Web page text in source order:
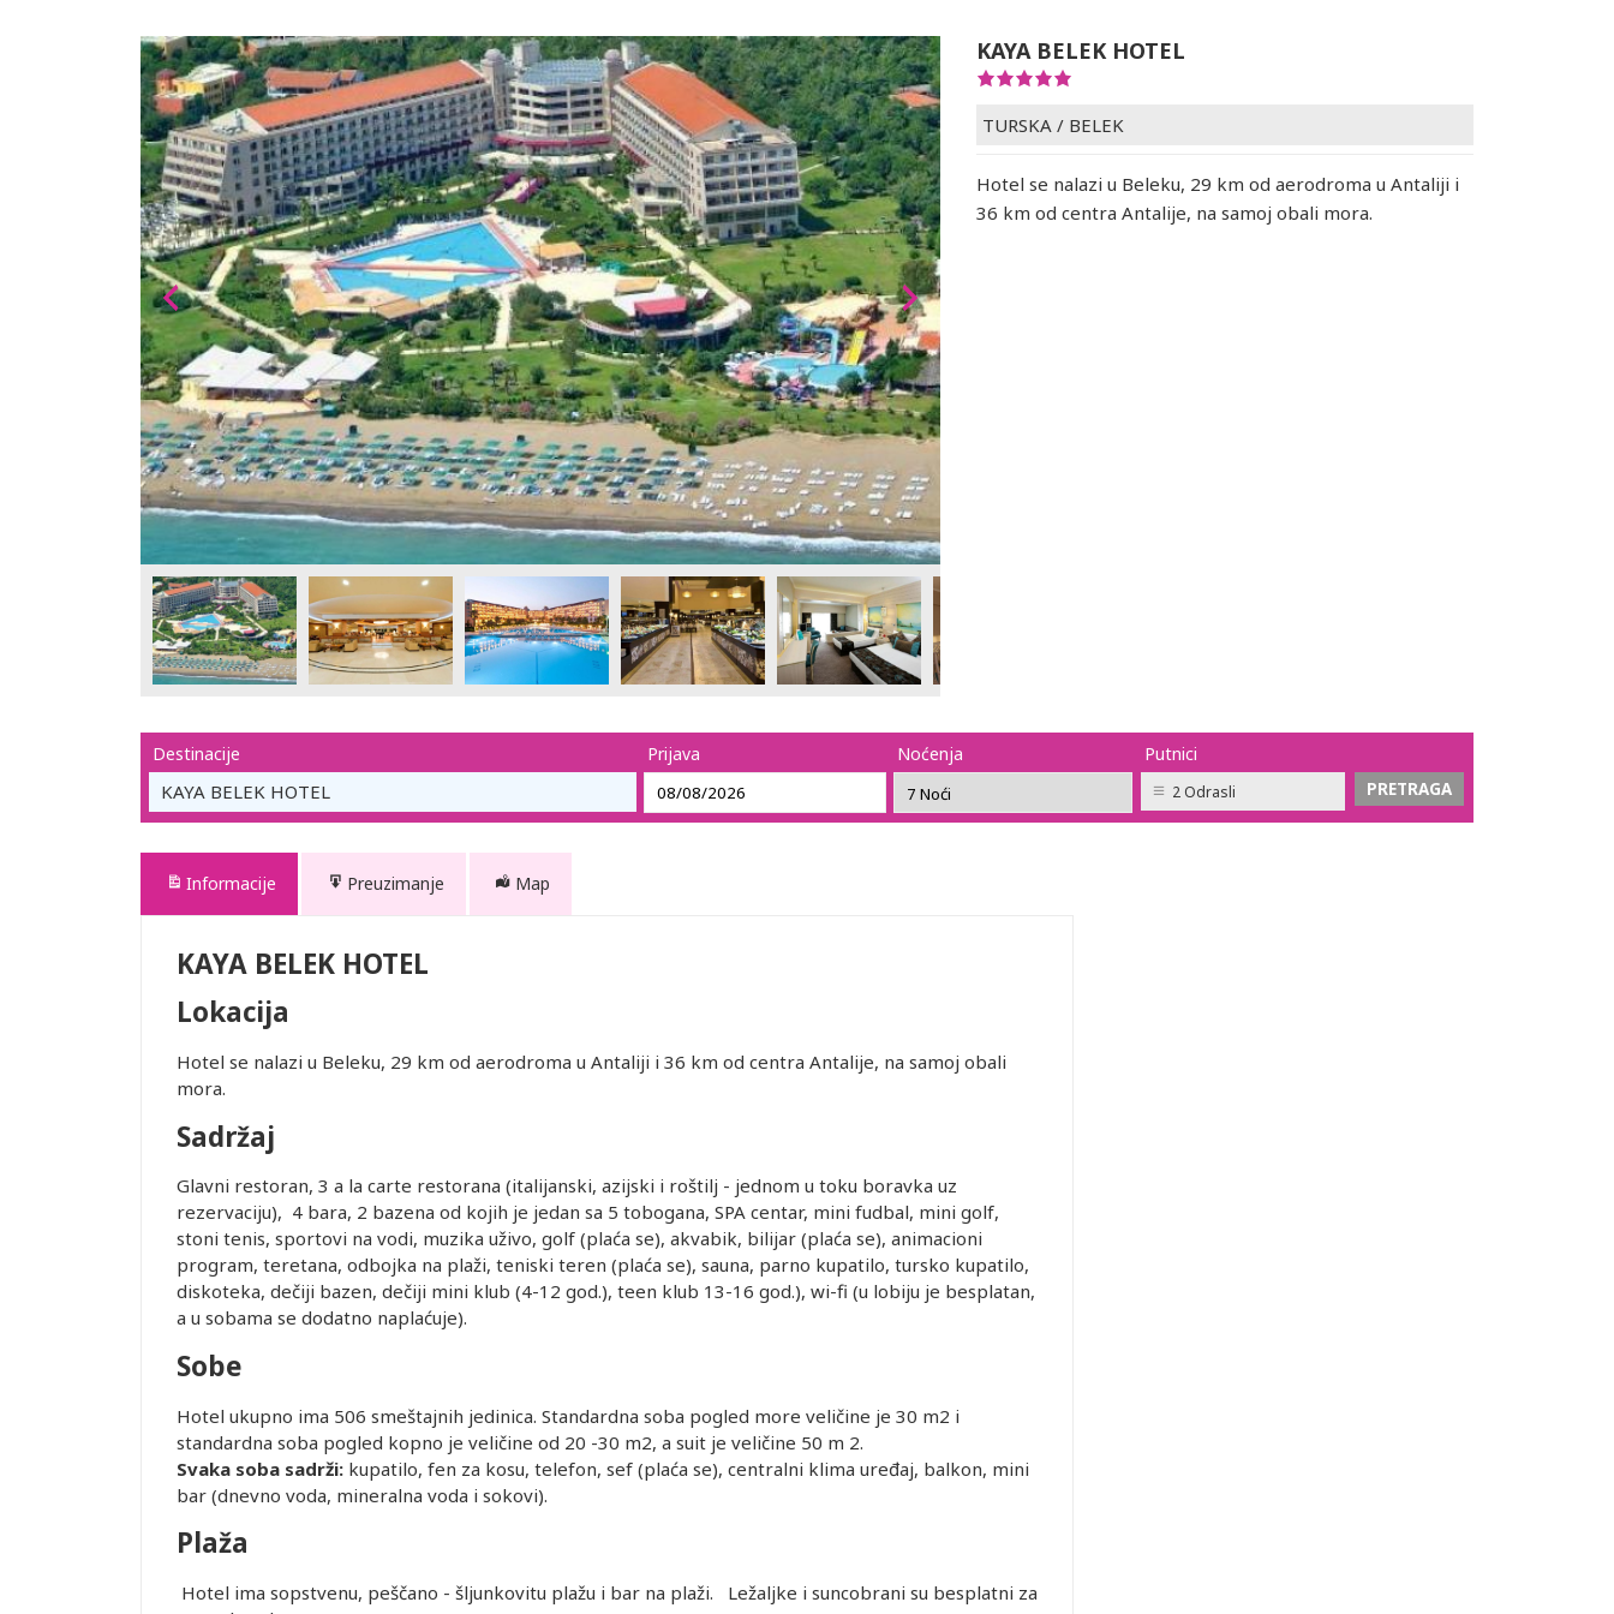
KAYA BELEK HOTEL
TURSKA / BELEK
Hotel se nalazi u Beleku, 29 km od aerodroma u Antaliji i
36 km od centra Antalije, na samoj obali mora.
Destinacije
KAYA BELEK HOTEL
Prijava Noćenja Putnici
2 Odrasli
Informacije Preuzimanje Map
KAYA BELEK HOTEL
Lokacija
Hotel se nalazi u Beleku, 29 km od aerodroma u Antaliji i 36 km od centra Antalije, na samoj obali
mora.
Sadržaj
Glavni restoran, 3 a la carte restorana (italijanski, azijski i roštilj - jednom u toku boravka uz
rezervaciju), 4 bara, 2 bazena od kojih je jedan sa 5 tobogana, SPA centar, mini fudbal, mini golf,
stoni tenis, sportovi na vodi, muzika uživo, golf (plaća se), akvabik, bilijar (plaća se), animacioni
program, teretana, odbojka na plaži, teniski teren (plaća se), sauna, parno kupatilo, tursko kupatilo,
diskoteka, dečiji bazen, dečiji mini klub (4-12 god.), teen klub 13-16 god.), wi-fi (u lobiju je besplatan,
a u sobama se dodatno naplaćuje).
Sobe
Hotel ukupno ima 506 smeštajnih jedinica. Standardna soba pogled more veličine je 30 m2 i
standardna soba pogled kopno je veličine od 20 -30 m2, a suit je veličine 50 m 2.
Svaka soba sadrži: kupatilo, fen za kosu, telefon, sef (plaća se), centralni klima uređaj, balkon, mini
bar (dnevno voda, mineralna voda i sokovi).
Plaža
Hotel ima sopstvenu, peščano - šljunkovitu plažu i bar na plaži. Ležaljke i suncobrani su besplatni za